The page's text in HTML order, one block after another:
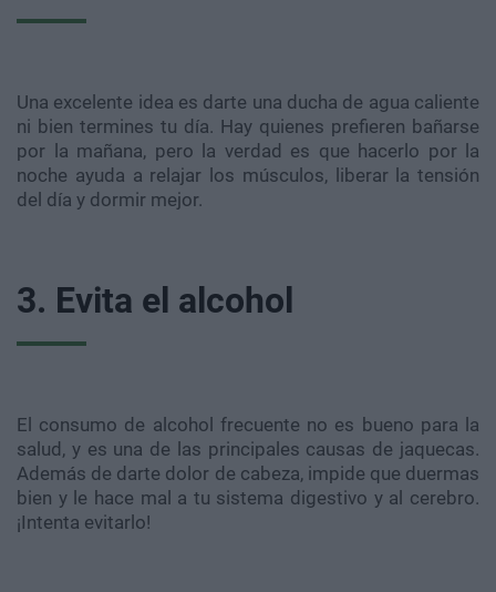
Una excelente idea es darte una ducha de agua caliente
ni bien termines tu día. Hay quienes prefieren bañarse
por la mañana, pero la verdad es que hacerlo por la
noche ayuda a relajar los músculos, liberar la tensión
del día y dormir mejor.
3. Evita el alcohol
El consumo de alcohol frecuente no es bueno para la
salud, y es una de las principales causas de jaquecas.
Además de darte dolor de cabeza, impide que duermas
bien y le hace mal a tu sistema digestivo y al cerebro.
¡Intenta evitarlo!